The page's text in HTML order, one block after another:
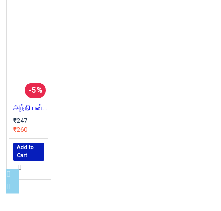
-5 %
அந்நியன் | The Stranger
₹247
₹260
Add to
Cart